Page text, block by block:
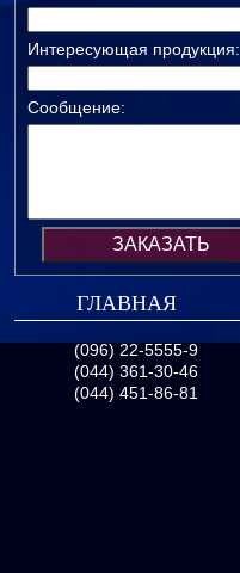
Интересующая продукция:
Сообщение:
ГЛАВНАЯ
(096) 22-5555-9
(044) 361-30-46
(044) 451-86-81